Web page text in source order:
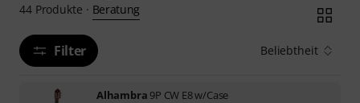
44 Produkte · Beratung
Filter Beliebtheit
Alhambra 9P CW E8 w/Case